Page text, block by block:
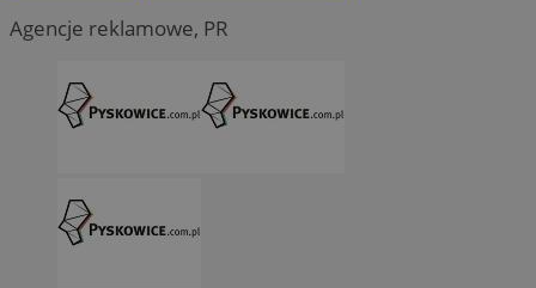
Agencje reklamowe, PR